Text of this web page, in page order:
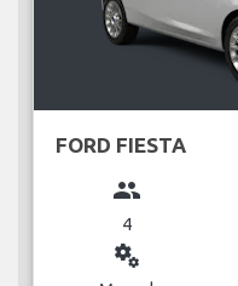
FORD FIESTA
group
4
miscellaneous_services